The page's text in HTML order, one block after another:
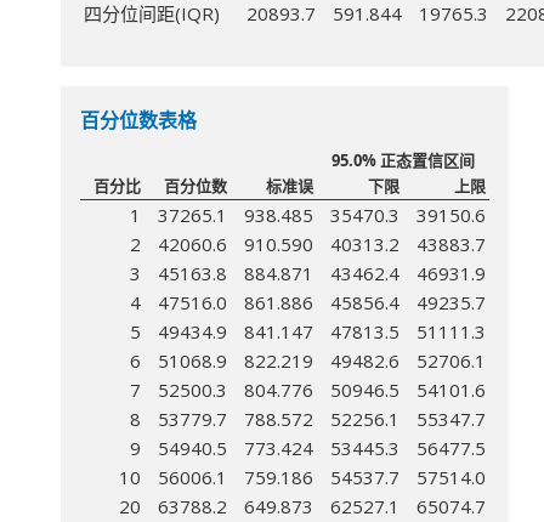
四分位间距(IQR)
20893.7 591.844 19765.3
百分位数表格
95.0% 正态置信区间
百分比
百分位数 标准误 下限 上限
1 37265.1 938.485 35470.3
39150.6
2
42060.6 910.590 40313.2
43883.7
3
45163.8 884.871 43462.4
46931.9
4
47516.0 861.886 45856.4
49235.7
5
49434.9 841.147 47813.5
51111.3
6
51068.9 822.219 49482.6
52706.1
7
52500.3 804.776 50946.5
54101.6
8
53779.7 788.572 52256.1
55347.7
9
54940.5 773.424 53445.3
56477.5
10
56006.1 759.186 54537.7
57514.0
20
63788.2 649.873 62527.1
65074.7